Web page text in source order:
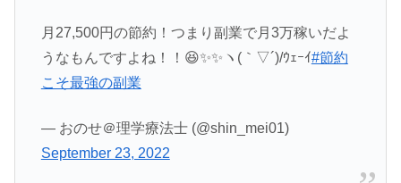
月27,500円の節約！つまり副業で月3万稼いだよ
うなもんですよね！！😆✨✨ヽ(｀▽´)/ｳｪｰｲ#節約
こそ最強の副業
— おのせ＠理学療法士 (@shin_mei01)
September 23, 2022